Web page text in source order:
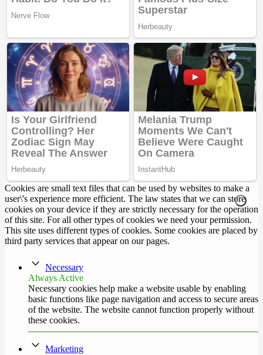
Cookies are small text files that can be used by websites to make a
user\'s experience more efficient. The law states that we can store
cookies on your device if they are strictly necessary for the operation
of this site. For all other types of cookies we need your permission.
This site uses different types of cookies. Some cookies are placed by
third party services that appear on our pages.
Necessary
Always Active
Necessary cookies help make a website usable by enabling
basic functions like page navigation and access to secure areas
of the website. The website cannot function properly without
these cookies.
Marketing